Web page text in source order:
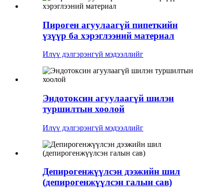
Пироген агуулаагүй пипеткийн
үзүүр ба хэрэглээний материал
Илүү дэлгэрэнгүй мэдээллийг
Эндотоксин агуулаагүй шилэн
туршилтын хоолой
Илүү дэлгэрэнгүй мэдээллийг
Депирогенжүүлсэн дээжийн шил
(депирогенжүүлсэн галын сав)